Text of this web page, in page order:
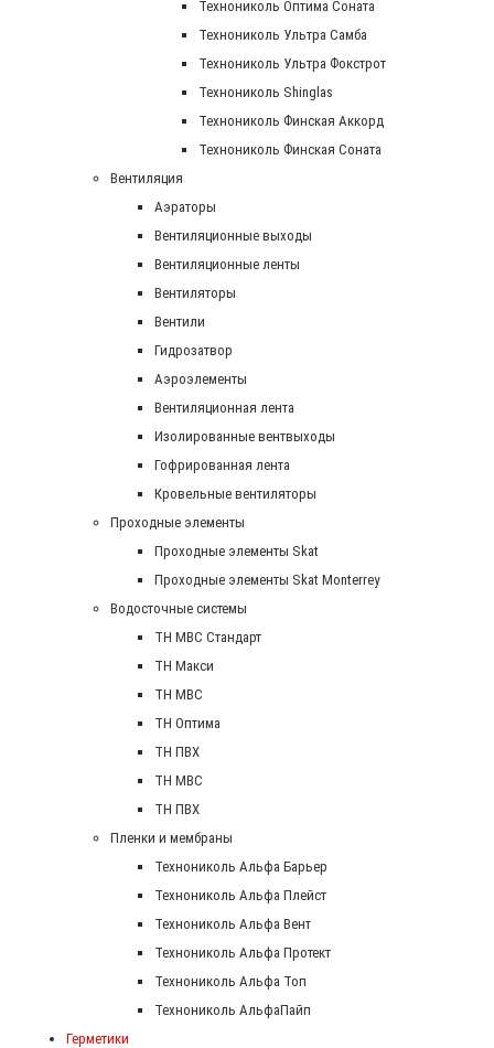
Технониколь Оптима Соната
Технониколь Ультра Самба
Технониколь Ультра Фокстрот
Технониколь Shinglas
Технониколь Финская Аккорд
Технониколь Финская Соната
Вентиляция
Аэраторы
Вентиляционные выходы
Вентиляционные ленты
Вентиляторы
Вентили
Гидрозатвор
Аэроэлементы
Вентиляционная лента
Изолированные вентвыходы
Гофрированная лента
Кровельные вентиляторы
Проходные элементы
Проходные элементы Skat
Проходные элементы Skat Monterrey
Водосточные системы
TH MBC Стандарт
TH Макси
TH МВС
TH Оптима
TH ПВХ
ТН МВС
ТН ПВХ
Пленки и мембраны
Технониколь Альфа Барьер
Технониколь Альфа Плейст
Технониколь Альфа Вент
Технониколь Альфа Протект
Технониколь Альфа Топ
Технониколь АльфаПайп
Герметики